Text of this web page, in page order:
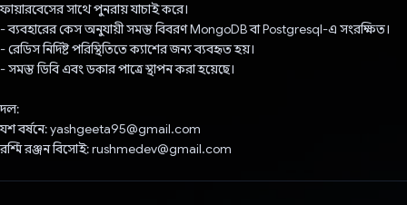
ফায়ারবেসের সাথে পুনরায় যাচাই করে।
- ব্যবহারের কেস অনুযায়ী সমস্ত বিবরণ MongoDB বা Postgresql-এ সংরক্ষিত।
- রেডিস নির্দিষ্ট পরিস্থিতিতে ক্যাশের জন্য ব্যবহৃত হয়।
- সমস্ত ডিবি এবং ডকার পাত্রে স্থাপন করা হয়েছে।
দল:
যশ বর্ষনে: yashgeeta95@gmail.com
রশ্মি রঞ্জন বিসোই: rushmedev@gmail.com